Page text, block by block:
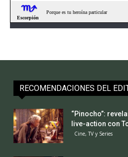
RECOMENDACIONES DEL
“Pinocho”:
live-action con
Cine, TV y Series